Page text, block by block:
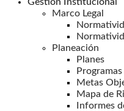
Marco Legal
Planeación
Planes
Metas
Mapa de
Informes